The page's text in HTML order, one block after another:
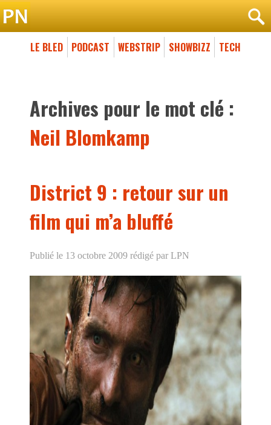
LE BLED PODCAST WEBSTRIP SHOWBIZZ TECH
Archives pour le mot clé :
Neil Blomkamp
District 9 : retour sur un
film qui m’a bluffé
Publié le 13 octobre 2009 rédigé par LPN